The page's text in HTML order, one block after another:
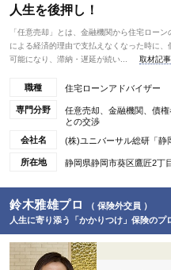
人生を後押し！
「任意売却」とは、金融機関から住宅ロー
による経済的理由で支払えなくなった時に
可能になり、滞納・遅延が続い...
取材記
職種 住宅ローンアドバイザー
専門分野
任意売却、金融機関、債
との交渉
会社名
(株)ユニバーサル総研「静
所在地 静岡県静岡市葵区鷹匠2
鈴木雅雄プロ
（ 保険外交員 ）
人生に寄り添う「かかりつけ」保険のプ